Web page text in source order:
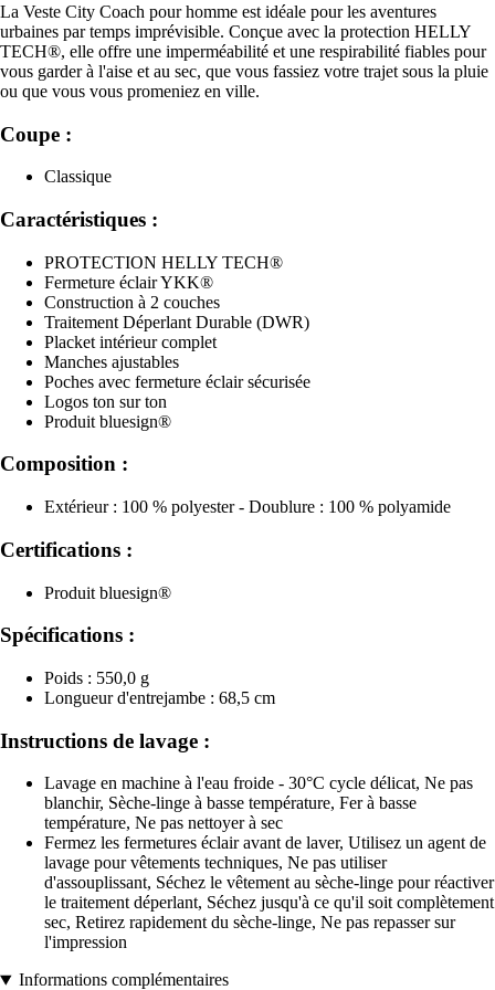
La Veste City Coach pour homme est idéale pour les aventures
urbaines par temps imprévisible. Conçue avec la protection HELLY
TECH®, elle offre une imperméabilité et une respirabilité fiables pour
vous garder à l'aise et au sec, que vous fassiez votre trajet sous la pluie
ou que vous vous promeniez en ville.
Coupe :
Classique
Caractéristiques :
PROTECTION HELLY TECH®
Fermeture éclair YKK®
Construction à 2 couches
Traitement Déperlant Durable (DWR)
Placket intérieur complet
Manches ajustables
Poches avec fermeture éclair sécurisée
Logos ton sur ton
Produit bluesign®
Composition :
Extérieur : 100 % polyester - Doublure : 100 % polyamide
Certifications :
Produit bluesign®
Spécifications :
Poids : 550,0 g
Longueur d'entrejambe : 68,5 cm
Instructions de lavage :
Lavage en machine à l'eau froide - 30°C cycle délicat, Ne pas
blanchir, Sèche-linge à basse température, Fer à basse
température, Ne pas nettoyer à sec
Fermez les fermetures éclair avant de laver, Utilisez un agent de
lavage pour vêtements techniques, Ne pas utiliser
d'assouplissant, Séchez le vêtement au sèche-linge pour réactiver
le traitement déperlant, Séchez jusqu'à ce qu'il soit complètement
sec, Retirez rapidement du sèche-linge, Ne pas repasser sur
l'impression
Informations complémentaires